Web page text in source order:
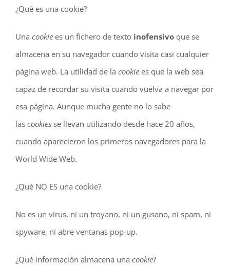
¿Qué es una cookie?
Una cookie es un fichero de texto inofensivo que se
almacena en su navegador cuando visita casi cualquier
página web. La utilidad de la cookie es que la web sea
capaz de recordar su visita cuando vuelva a navegar por
esa página. Aunque mucha gente no lo sabe
las cookies se llevan utilizando desde hace 20 años,
cuando aparecieron los primeros navegadores para la
World Wide Web.
¿Qué NO ES una cookie?
No es un virus, ni un troyano, ni un gusano, ni spam, ni
spyware, ni abre ventanas pop-up.
¿Qué información almacena una cookie?